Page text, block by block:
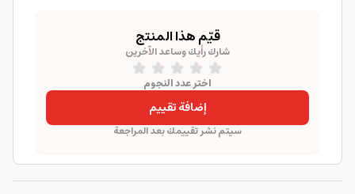
قيّم هذا المنتج
شارك رأيك وساعد الآخرين
اختر عدد النجوم
إضافة تقييم
سيتم نشر تقييمك بعد المراجعة